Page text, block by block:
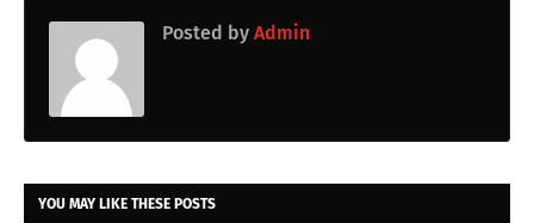
Posted by Admin
YOU MAY LIKE THESE POSTS